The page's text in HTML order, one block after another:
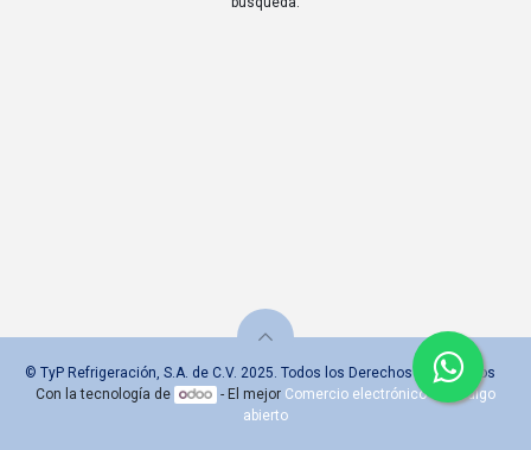
© TyP Refrigeración, S.A. de C.V. 2025. Todos los Derechos Reservados
Con la tecnología de
- El mejor Comercio electrónico de código
abierto